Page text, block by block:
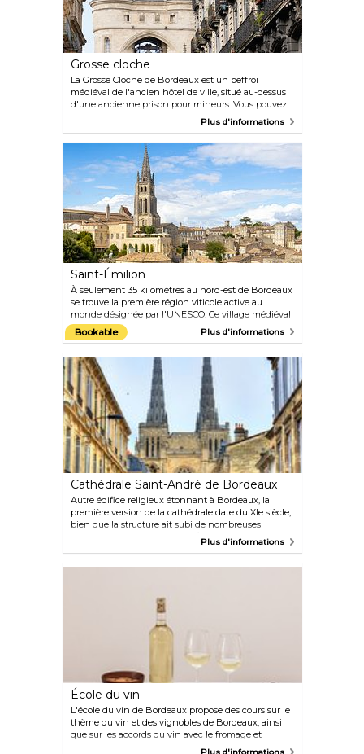
Grosse cloche
La Grosse Cloche de Bordeaux est un beffroi
médiéval de l'ancien hôtel de ville, situé au-dessus
d'une ancienne prison pour mineurs. Vous pouvez
voir deux tours de 40 mètres dressées de chaque
pèse 7 800 kilogrammes et sonne pour les occasions
Plus d'informations
Saint-Émilion
À seulement 35 kilomètres au nord-est de Bordeaux
se trouve la première région viticole active au
monde désignée par l'UNESCO. Ce village médiéval
est vraiment époustouflant, regorgeant de
monuments historiques et de musées. Certains de
C'est une visite incontournable pour tout amateur
de vin ou d'histoire.
Bookable Plus d'informations
Cathédrale Saint-André de Bordeaux
Autre édifice religieux étonnant à Bordeaux, la
première version de la cathédrale date du XIe siècle,
bien que la structure ait subi de nombreuses
modifications au fil des âges. À l'extérieur de la
de la tour de Pey-Berland.
Plus d'informations
École du vin
L'école du vin de Bordeaux propose des cours sur le
thème du vin et des vignobles de Bordeaux, ainsi
que sur les accords du vin avec le fromage et
d'autres aliments. D'une durée variable et